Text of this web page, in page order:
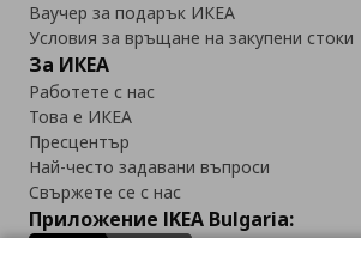
Ваучер за подарък ИКЕА
Условия за връщане на закупени стоки
За ИКЕА
Работете с нас
Това е ИКЕА
Пресцентър
Най-често задавани въпроси
Свържете се с нас
Приложение IKEA Bulgaria: